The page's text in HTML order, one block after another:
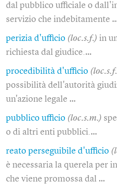
dal pubblico ufficiale o
servizio che indebitamente
perizia d'ufficio (loc.s.f.) in
richiesta dal giudice.…
procedibilità d'ufficio
possibilità dell'autorità
un'azione legale …
pubblico ufficio (loc.s.m.)
o di altri enti pubblici.…
reato perseguibile d'ufficio
è necessaria la querela per
che viene promossa dal …